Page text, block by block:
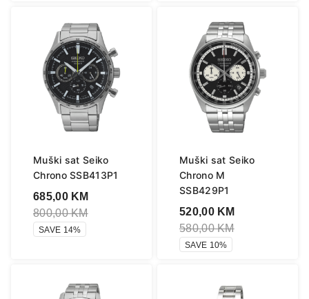
Muški sat Seiko
Chrono SSB413P1
685,00 KM
800,00KM
SAVE 14%
Muški sat Seiko
Chrono M
SSB429P1
520,00 KM
580,00KM
SAVE 10%